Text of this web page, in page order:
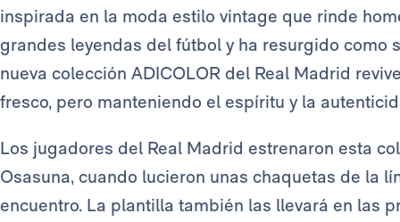
inspirada en la moda estilo vintage que rinde
grandes leyendas del fútbol y ha resurgido como
nueva colección ADICOLOR del Real Madrid
fresco, pero manteniendo el espíritu y la
Los jugadores del Real Madrid estrenaron esta
Osasuna, cuando lucieron unas chaquetas de la
encuentro. La plantilla también las llevará en las